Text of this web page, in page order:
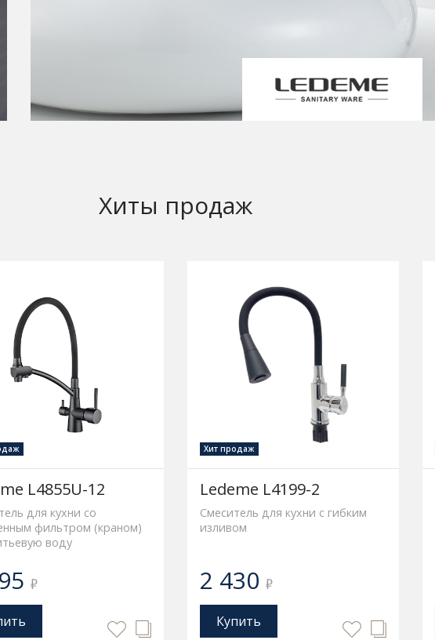
Хиты продаж
L4855U-12
для кухни со
фильтром (краном)
воду
₽
Хит продаж
Ledeme L4199-2
Смеситель для кухни с гибким
изливом
2 430 ₽
Купить